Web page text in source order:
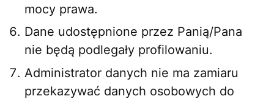
mocy prawa.
Dane udostępnione przez Panią/Pana
nie będą podlegały profilowaniu.
Administrator danych nie ma zamiaru
przekazywać danych osobowych do